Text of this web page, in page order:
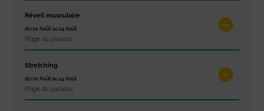
Réveil musculaire
du 10 Août au 14 Août
Plage du passous
Stretching
du 10 Août au 14 Août
Plage du passous